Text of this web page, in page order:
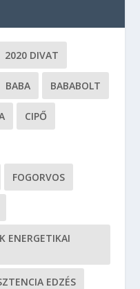
2020 DIVAT
BABA BABABOLT
CIPŐ
FOGORVOS
ENERGETIKAI
EDZÉS